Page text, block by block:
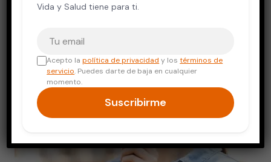
29 de agosto, 2025 4 min de lectura
Vida y Salud tiene para ti.
Acepto lapolítica de privacidad y lostérminos de
servicio. Puedes darte de baja en cualquier
momento.
Suscribirme